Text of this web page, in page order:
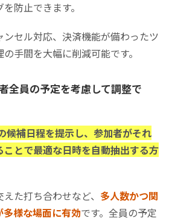
防止できます。
ンセル対応、決済機能が備わったツ
手間を大幅に削減可能です。
全員の予定を考慮して調整で
候補日程を提示し、参加者がそれ
とで最適な日時を自動抽出する方
た打ち合わせなど、 多人数かつ関
様な場面に有効です。全員の予定